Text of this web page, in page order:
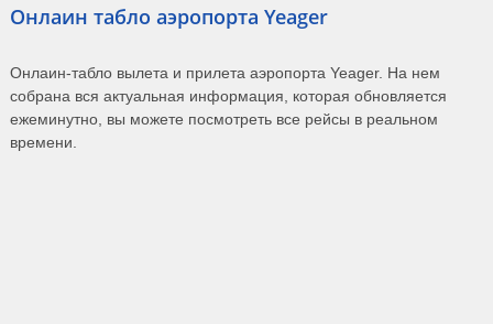
Онлаин табло аэропорта Yeager
Онлаин-табло вылета и прилета аэропорта Yeager. На нем
собрана вся актуальная информация, которая обновляется
ежеминутно, вы можете посмотреть все рейсы в реальном
времени.